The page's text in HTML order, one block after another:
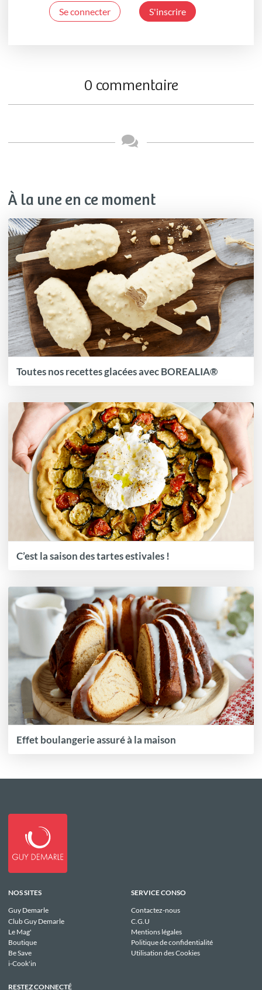
Se connecter S'inscrire
0 commentaire
À la une en ce moment
Toutes nos recettes glacées avec BOREALIA®
C’est la saison des tartes estivales !
Effet boulangerie assuré à la maison
NOS SITES
Guy Demarle
Club Guy Demarle
Le Mag'
Boutique
Be Save
i-Cook'in
SERVICE CONSO
Contactez-nous
C.G.U
Mentions légales
Politique de confidentialité
Utilisation des Cookies
RESTEZ CONNECTÉ